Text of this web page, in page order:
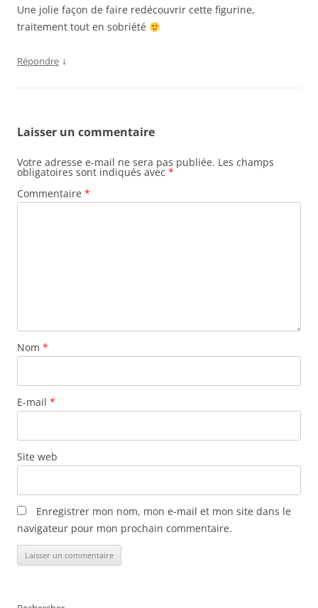
Une jolie façon de faire redécouvrir cette figurine,
traitement tout en sobriété
Répondre ↓
Laisser un commentaire
Votre adresse e-mail ne sera pas publiée. Les champs
obligatoires sont indiqués avec *
Commentaire *
Nom *
E-mail *
Site web
Enregistrer mon nom, mon e-mail et mon site dans le
navigateur pour mon prochain commentaire.